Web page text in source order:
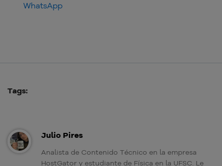
WhatsApp
Tags:
Julio Pires
Analista de Contenido Técnico en la empresa
HostGator y estudiante de Física en la UFSC. Le